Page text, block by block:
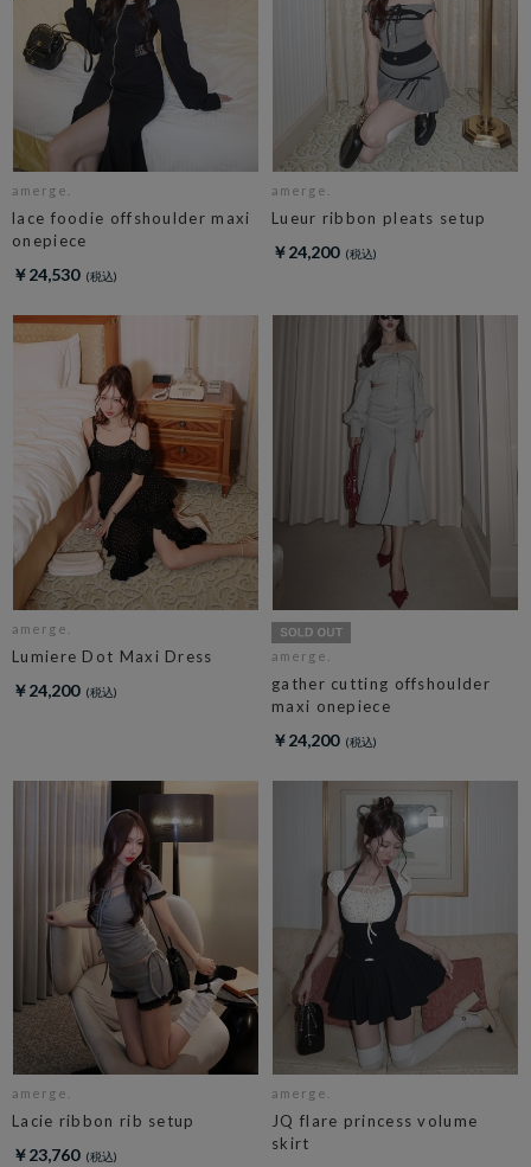
amerge.
lace foodie offshoulder maxi
onepiece
￥24,530
amerge.
Lueur ribbon pleats setup
￥24,200
amerge.
Lumiere Dot Maxi Dress
￥24,200
amerge.
gather cutting offshoulder
maxi onepiece
￥24,200
amerge.
Lacie ribbon rib setup
￥23,760
amerge.
JQ flare princess volume
skirt